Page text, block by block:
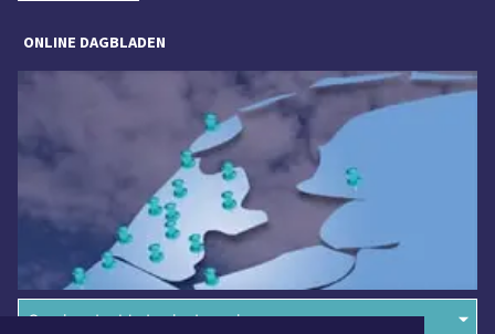
ONLINE DAGBLADEN
Overige dagbladen in de regio